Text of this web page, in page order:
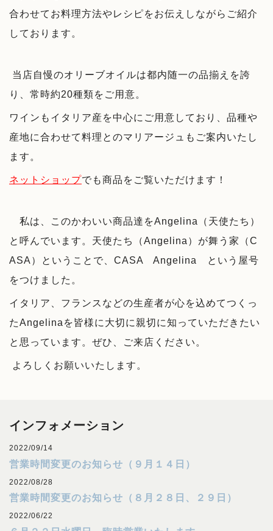
合わせてお料理方法やレシピをお伝えしながらご紹介
しております。
当店自慢のオリーブオイルは都内随一の品揃えを誇
り、常時約20種類をご用意。
ワインもイタリア産を中心にご用意しており、品種や
産地に合わせて料理とのマリアージュもご案内いたし
ます。
ネットショップでも商品をご覧いただけます！
私は、このかわいい商品達をAngelina（天使たち）
と呼んでいます。天使たち（Angelina）が舞う家（C
ASA）ということで、CASA Angelina という屋号
をつけました。
イタリア、フランスなどの生産者が心を込めてつくっ
たAngelinaを皆様に大切に親切に知っていただきたい
と思っています。ぜひ、ご来店ください。
よろしくお願いいたします。
インフォメーション
2022/09/14
営業時間変更のお知らせ（９月１４日）
2022/08/28
営業時間変更のお知らせ（８月２８日、２９日）
2022/06/22